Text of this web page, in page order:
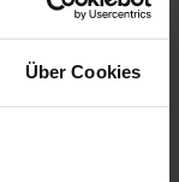
Über Cookies
bei der